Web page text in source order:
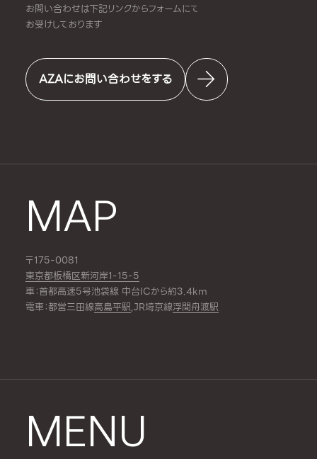
お問い合わせは下記リンクからフォームにて
お受けしております
AZAにお問い合わせをする
MAP
〒175-0081
東京都板橋区新河岸1-15-5
車：首都高速5号池袋線 中台ICから約3.4km
電車：都営三田線高島平駅,JR埼京線浮間舟渡駅
MENU